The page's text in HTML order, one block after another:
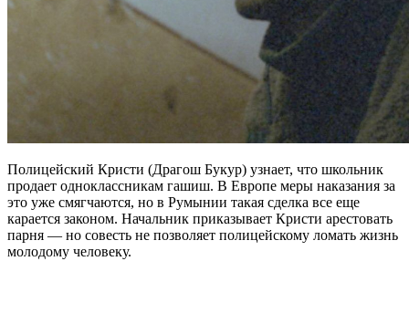
Полицейский Кристи (Драгош Букур) узнает, что школьник
продает одноклассникам гашиш. В Европе меры наказания за
это уже смягчаются, но в Румынии такая сделка все еще
карается законом. Начальник приказывает Кристи арестовать
парня — но совесть не позволяет полицейскому ломать жизнь
молодому человеку.